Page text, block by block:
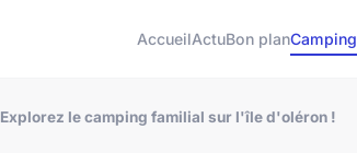
AccueilActuBon planCamping
Explorez le camping familial sur l'île d'oléron !